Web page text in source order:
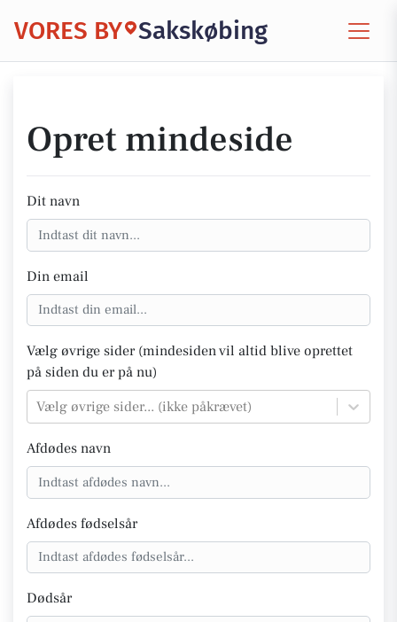
VORES BY Sakskøbing
Opret mindeside
Dit navn
Din email
Vælg øvrige sider (mindesiden vil altid blive oprettet
på siden du er på nu)
Vælg øvrige sider... (ikke påkrævet)
Afdødes navn
Afdødes fødselsår
Dødsår